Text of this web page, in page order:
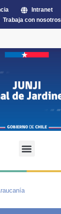
Intranet
Trabaja con nosotros